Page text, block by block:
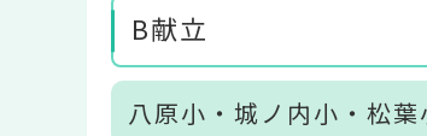
B献立
八原小・城ノ内小・松